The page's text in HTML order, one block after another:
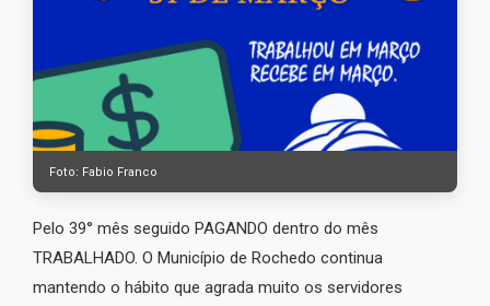
Foto: Fabio Franco
Pelo 39° mês seguido PAGANDO dentro do mês
TRABALHADO. O Município de Rochedo continua
mantendo o hábito que agrada muito os servidores